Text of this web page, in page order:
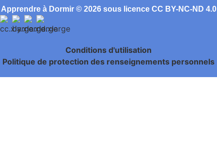
Apprendre à Dormir © 2026 sous licence CC BY-NC-ND 4.0
Conditions d'utilisation
Politique de protection des renseignements personnels